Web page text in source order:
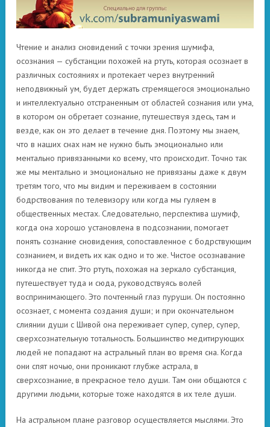
Чтение и анализ сновидений с точки зрения шумифа,
осознания — субстанции похожей на ртуть, которая осознает в
различных состояниях и протекает через внутренний
неподвижный ум, будет держать стремящегося эмоционально
и интеллектуально отстраненным от областей сознания или ума,
в котором он обретает сознание, путешествуя здесь, там и
везде, как он это делает в течение дня. Поэтому мы знаем,
что в наших снах нам не нужно быть эмоционально или
ментально привязанными ко всему, что происходит. Точно так
же мы ментально и эмоционально не привязаны даже к двум
третям того, что мы видим и переживаем в состоянии
бодрствования по телевизору или когда мы гуляем в
общественных местах. Следовательно, перспектива шумиф, ​​
когда она хорошо установлена ​​в подсознании, помогает
понять сознание сновидения, сопоставленное с бодрствующим
сознанием, и видеть их как одно и то же. Чистое осознавание
никогда не спит. Это ртуть, похожая на зеркало субстанция,
путешествует туда и сюда, руководствуясь волей
воспринимающего. Это почтенный глаз пуруши. Он постоянно
осознает, с момента создания души; и при окончательном
слиянии души с Шивой она переживает супер, супер, супер,
сверхсознательную тотальность. Большинство медитирующих
людей не попадают на астральный план во время сна. Когда
они спят ночью, они проникают глубже астрала, в
сверхсознание, в прекрасное тело души. Там они общаются с
другими людьми, которые тоже находятся в их теле души.
На астральном плане разговор осуществляется мыслями. Это